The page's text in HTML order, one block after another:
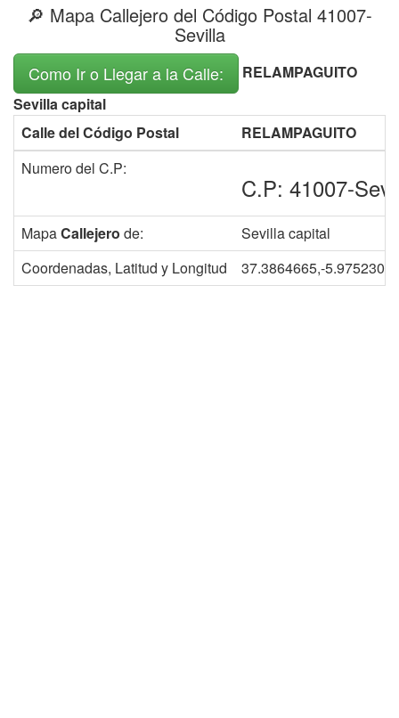
🔎 Mapa Callejero del Código Postal 41007-
Sevilla
Como Ir o Llegar a la Calle:
RELAMPAGUITO
Sevilla capital
Calle del Código Postal
RELAMPAGUITO
Numero del C.P:
C.P: 41007-
MapaCallejero de:
Sevilla capital
Coordenadas, Latitud y Longitud
37.3864665,-5.9752303